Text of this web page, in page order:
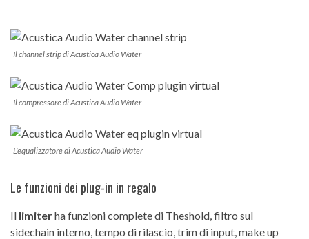
Il channel strip di Acustica Audio Water
Il compressore di Acustica Audio Water
L'equalizzatore di Acustica Audio Water
Le funzioni dei plug-in in regalo
Il limiterha funzioni complete di Theshold, filtro sul
sidechain interno, tempo di rilascio, trim di input, make up